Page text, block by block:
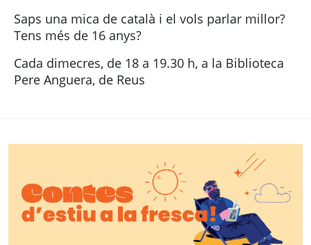
Saps una mica de català i el vols parlar millor?
Tens més de 16 anys?
Cada dimecres, de 18 a 19.30 h, a la Biblioteca
Pere Anguera, de Reus